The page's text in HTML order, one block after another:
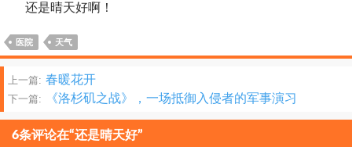
还是晴天好啊！
医院 天气
文
章
分
上一篇: 春暖花开
下一篇: 《洛杉矶之战》，一场抵御入侵者的军事演习
6条评论在“还是晴天好”